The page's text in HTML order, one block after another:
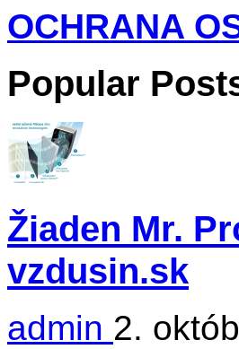
OCHRANA
Popular
Žiaden Mr.
vzdusin.sk
admin 2.